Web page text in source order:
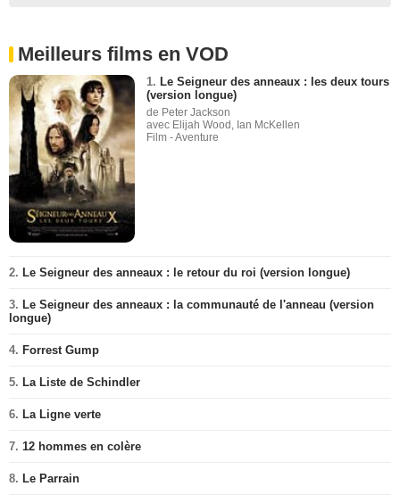
Meilleurs films en VOD
1. Le Seigneur des anneaux : les deux tours
(version longue)
de Peter Jackson
avec Elijah Wood, Ian McKellen
Film - Aventure
2. Le Seigneur des anneaux : le retour du roi (version longue)
3. Le Seigneur des anneaux : la communauté de l'anneau (version
longue)
4. Forrest Gump
5. La Liste de Schindler
6. La Ligne verte
7. 12 hommes en colère
8. Le Parrain